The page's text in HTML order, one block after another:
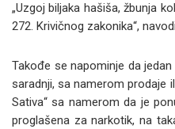
„Uzgoj biljaka hašiša, žbunja
272. Krivičnog zakonika“,
Takođe se napominje da
saradnji, sa namerom prodaje
Sativa“ sa namerom da je
proglašena za narkotik, na